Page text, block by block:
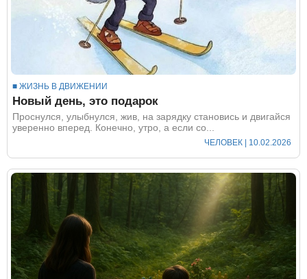
■ ЖИЗНЬ В ДВИЖЕНИИ
Новый день, это подарок
Проснулся, улыбнулся, жив, на зарядку становись и двигайся
уверенно вперед. Конечно, утро, а если со...
ЧЕЛОВЕК | 10.02.2026